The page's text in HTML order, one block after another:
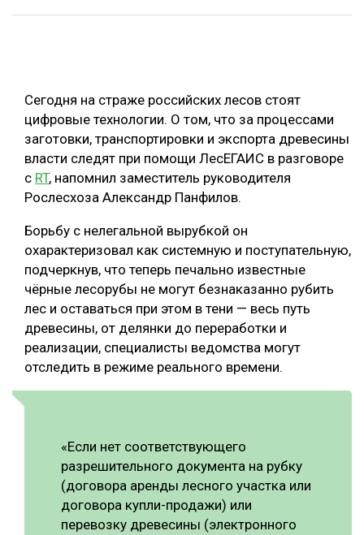
ЛЕСОВОССТАНОВЛЕНИЕ И ЗАЩИТА
ЛОГИСТИКА
ПРОИЗВОДСТВО ДРЕВЕСНЫХ ПЛИТ
ЦБП
ЛЕСОПИЛЕНИЕ
БЕЗОПАСНОЕ ПРОИЗВОДСТВО
СУШКА ДРЕВЕСИНЫ
ТЕМАТИЧЕСКИЕ ПРОЕКТЫ
ПОДБОРКИ СТАТЕЙ
Сегодня на страже российских лесов стоят
цифровые технологии. О том, что за процессами
заготовки, транспортировки и экспорта древесины
власти следят при помощи ЛесЕГАИС в разговоре
с RT, напомнил заместитель руководителя
Рослесхоза Александр Панфилов.
Борьбу с нелегальной вырубкой он
охарактеризовал как системную и поступательную,
подчеркнув, что теперь печально известные
чёрные лесорубы не могут безнаказанно рубить
лес и оставаться при этом в тени — весь путь
древесины, от делянки до переработки и
реализации, специалисты ведомства могут
отследить в режиме реального времени.
«Если нет соответствующего
разрешительного документа на рубку
(договора аренды лесного участка или
договора купли-продажи) или
перевозку древесины (электронного